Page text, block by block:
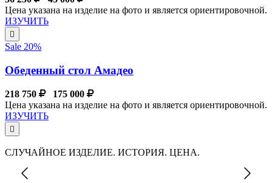
Цена указана на изделие на фото и является ориентировочной.
ИЗУЧИТЬ
Sale 20%
Обеденный стол Амадео
218 750
175 000
Цена указана на изделие на фото и является ориентировочной.
ИЗУЧИТЬ
СЛУЧАЙНОЕ ИЗДЕЛИЕ. ИСТОРИЯ. ЦЕНА.